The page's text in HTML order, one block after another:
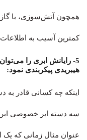
همچون آتش‌سوزی، با
کمترین آسیب به
5- رایانش ابری را
هیبریدی پیکربندی نمود:
اینکه چه کسانی قادر به
سه دسته ابر خصوصی ابر
عنوان مثال زمانی که یک